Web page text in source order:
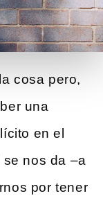
cosa pero,
una
en el
nos da –a
por tener